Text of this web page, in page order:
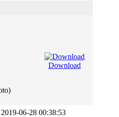
Download
2019-06-28 00:38:53